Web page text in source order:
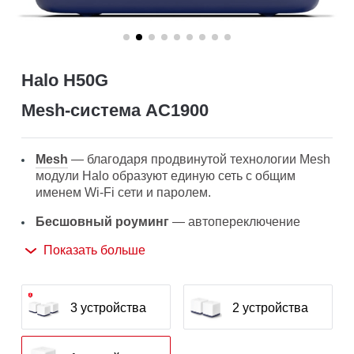
Halo H50G
Mesh‑система AC1900
Mesh — благодаря продвинутой технологии Mesh
модули Halo образуют единую сеть с общим
именем Wi-Fi сети и паролем.
Бесшовный роуминг— автопереключение
дому позволит получать лучший сигнал и высокую
Покрытие по всему дому
— высокоскоростной
Wi-Fi на площади до 230 м² устранит зоны со
слабым Wi-Fi сигналом.
Показать больше
3 устройства 2 устройства